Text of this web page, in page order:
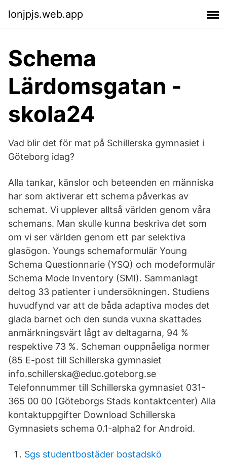
lonjpjs.web.app
Schema
Lärdomsgatan -
skola24
Vad blir det för mat på Schillerska gymnasiet i
Göteborg idag?
Alla tankar, känslor och beteenden en människa
har som aktiverar ett schema påverkas av
schemat. Vi upplever alltså världen genom våra
schemans. Man skulle kunna beskriva det som
om vi ser världen genom ett par selektiva
glasögon. Youngs schemaformulär Young
Schema Questionnarie (YSQ) och modeformulär
Schema Mode Inventory (SMI). Sammanlagt
deltog 33 patienter i undersökningen. Studiens
huvudfynd var att de båda adaptiva modes det
glada barnet och den sunda vuxna skattades
anmärkningsvärt lågt av deltagarna, 94 %
respektive 73 %. Scheman ouppnåeliga normer
(85 E-post till Schillerska gymnasiet
info.schillerska@educ.goteborg.se
Telefonnummer till Schillerska gymnasiet 031-
365 00 00 (Göteborgs Stads kontaktcenter) Alla
kontaktuppgifter Download Schillerska
Gymnasiets schema 0.1-alpha2 for Android.
Sgs studentbostäder bostadskö